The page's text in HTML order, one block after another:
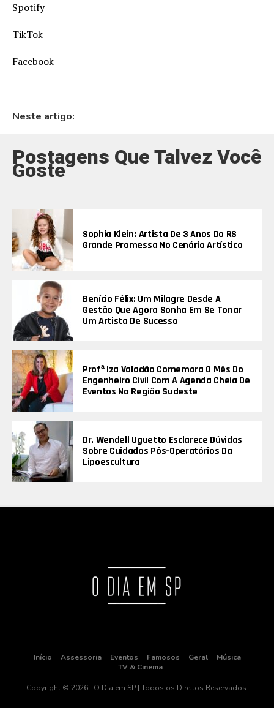
Spotify
TikTok
Facebook
Neste artigo:
Postagens Que Talvez Você
Goste
Sophia Klein: Artista De 3 Anos Do RS
Grande Promessa No Cenário Artístico
Benício Félix: Um Milagre Desde A
Gestão Que Agora Sonha Em Se Tonar
Um Artista De Sucesso
Profª Iza Valadão Comemora O Mês Do
Engenheiro Civil Com A Agenda Cheia De
Eventos Na Região Sudeste
Dr. Wendell Uguetto Esclarece Dúvidas
Sobre Cuidados Pós-Operatórios Da
Lipoescultura
Início Assessoria Eventos Famosos Geral
Música
TV & Cinema
Copyright © 2026 | O Dia em SP | Todos os Direitos Reservados.